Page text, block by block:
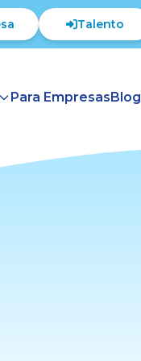
Talento
Para EmpresasBlog